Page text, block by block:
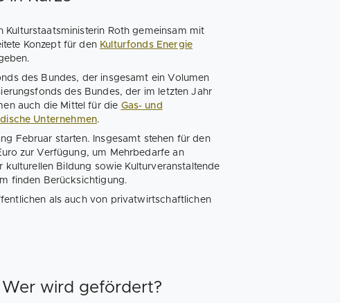
Kulturstaatsministerin Roth gemeinsam mit
Konzept für den Kulturfonds Energie
des Bundes, der insgesamt ein Volumen
des Bundes, der im letzten Jahr
auch die Mittel für die Gas- und
Unternehmen.
Februar starten. Insgesamt stehen für den
zur Verfügung, um Mehrbedarfe an
kulturellen Bildung sowie Kulturveranstaltende
finden Berücksichtigung.
als auch von privatwirtschaftlichen
wird gefördert?